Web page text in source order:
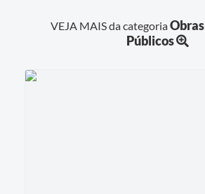
VEJA MAIS da categoria
Públicos